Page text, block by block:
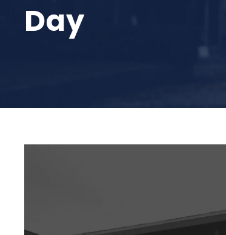
Day